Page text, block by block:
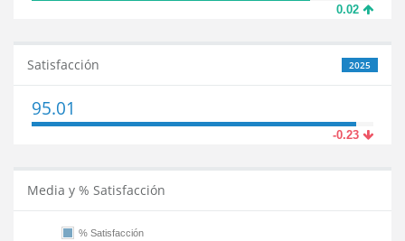
0.02
2025
Satisfacción
95.01
-0.23
Media y % Satisfacción
% Satisfacción